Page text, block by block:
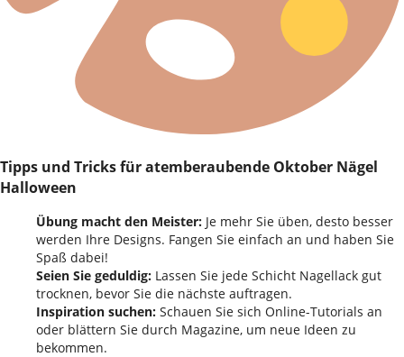
Tipps und Tricks für atemberaubende Oktober Nägel
Halloween
Übung macht den Meister: Je mehr Sie üben, desto besser
werden Ihre Designs. Fangen Sie einfach an und haben Sie
Spaß dabei!
Seien Sie geduldig: Lassen Sie jede Schicht Nagellack gut
trocknen, bevor Sie die nächste auftragen.
Inspiration suchen: Schauen Sie sich Online-Tutorials an
oder blättern Sie durch Magazine, um neue Ideen zu
bekommen.